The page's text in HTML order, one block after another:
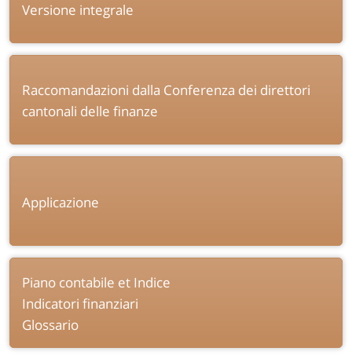
Versione integrale
Raccomandazioni dalla Conferenza dei direttori
cantonali delle finanze
Applicazione
Piano contabile et Indice
Indicatori finanziari
Glossario